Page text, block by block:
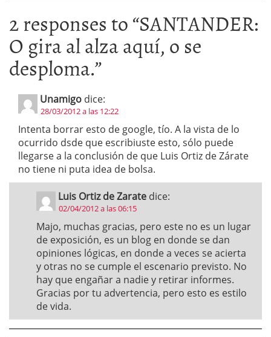
2 responses to “SANTANDER:
O gira al alza aquí, o se
desploma.”
Unamigo dice:
28/03/2012 a las 12:22
Intenta borrar esto de google, tío. A la vista de lo
ocurrido dsde que escribiuste esto, sólo puede
llegarse a la conclusión de que Luis Ortiz de Zárate
no tiene ni puta idea de bolsa.
Luis Ortiz de Zarate dice:
02/04/2012 a las 06:15
Majo, muchas gracias, pero este no es un lugar
de exposición, es un blog en donde se dan
opiniones lógicas, en donde a veces se acierta
y otras no se cumple el escenario previsto. No
hay que engañar a nadie y retirar informes.
Gracias por tu advertencia, pero esto es estilo
de vida.